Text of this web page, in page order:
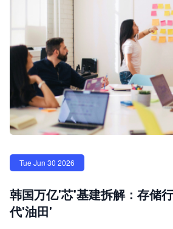
Tue Jun 30 2026
韩国万亿'芯'基建拆解：存储
代'油田'